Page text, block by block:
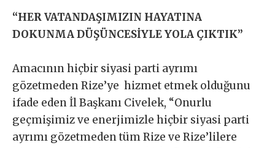
“HER VATANDAŞIMIZIN HAYATINA
DOKUNMA DÜŞÜNCESİYLE YOLA ÇIKTIK”
Amacının hiçbir siyasi parti ayrımı
gözetmeden Rize’ye hizmet etmek olduğunu
ifade eden İl Başkanı Civelek, “Onurlu
geçmişimiz ve enerjimizle hiçbir siyasi parti
ayrımı gözetmeden tüm Rize ve Rize’lilere